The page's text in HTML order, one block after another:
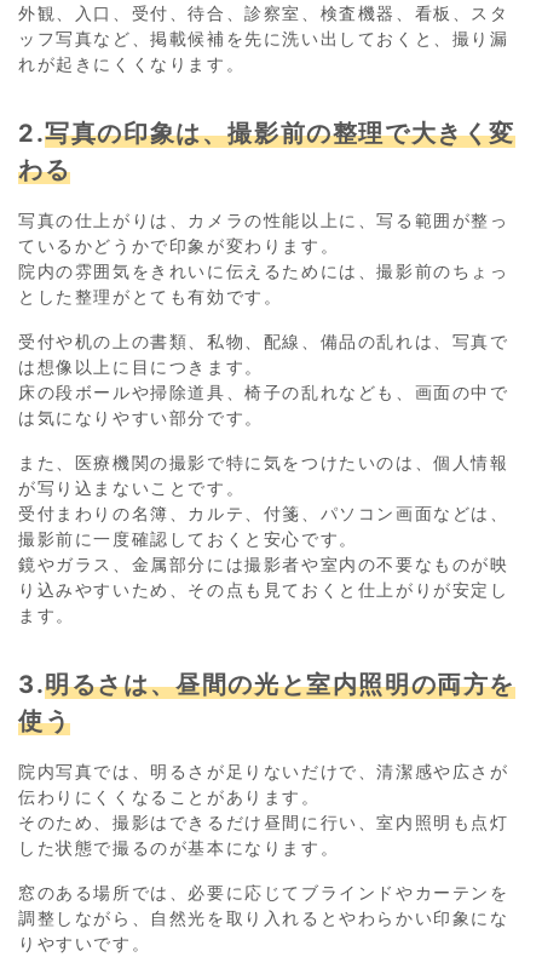
外観、入口、受付、待合、診察室、検査機器、看板、スタ
ッフ写真など、掲載候補を先に洗い出しておくと、撮り漏
れが起きにくくなります。
2.写真の印象は、撮影前の整理で大きく変
わる
写真の仕上がりは、カメラの性能以上に、写る範囲が整っ
ているかどうかで印象が変わります。
院内の雰囲気をきれいに伝えるためには、撮影前のちょっ
とした整理がとても有効です。
受付や机の上の書類、私物、配線、備品の乱れは、写真で
は想像以上に目につきます。
床の段ボールや掃除道具、椅子の乱れなども、画面の中で
は気になりやすい部分です。
また、医療機関の撮影で特に気をつけたいのは、個人情報
が写り込まないことです。
受付まわりの名簿、カルテ、付箋、パソコン画面などは、
撮影前に一度確認しておくと安心です。
鏡やガラス、金属部分には撮影者や室内の不要なものが映
り込みやすいため、その点も見ておくと仕上がりが安定し
ます。
3.明るさは、昼間の光と室内照明の両方を
使う
院内写真では、明るさが足りないだけで、清潔感や広さが
伝わりにくくなることがあります。
そのため、撮影はできるだけ昼間に行い、室内照明も点灯
した状態で撮るのが基本になります。
窓のある場所では、必要に応じてブラインドやカーテンを
調整しながら、自然光を取り入れるとやわらかい印象にな
りやすいです。